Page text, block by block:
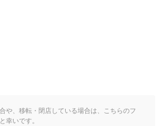
や、移転・閉店している場合は、こちらのフ
幸いです。